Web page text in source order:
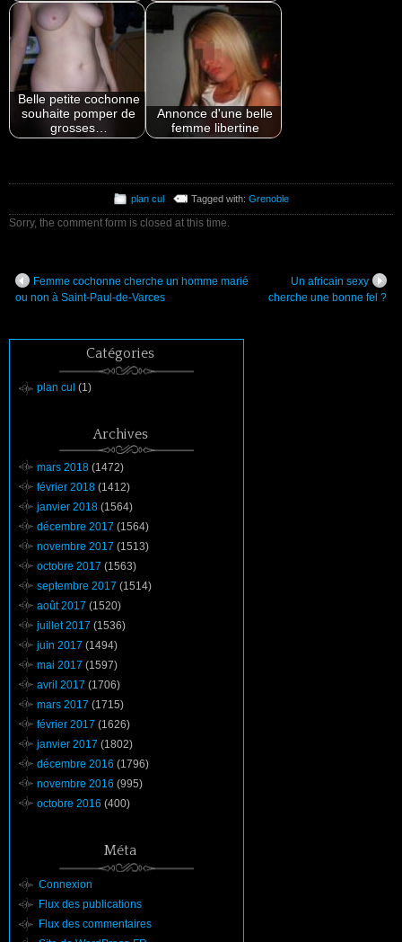
Belle petite cochonne
souhaite pomper de
grosses…
Annonce d'une belle
femme libertine
plan cul Tagged with:Grenoble
Sorry, the comment form is closed at this time.
Femme cochonne cherche un homme marié
ou non à Saint-Paul-de-Varces
Un africain sexy
cherche une bonne fel ?
Catégories
plan cul (1)
Archives
mars 2018 (1472)
février 2018 (1412)
janvier 2018 (1564)
décembre 2017 (1564)
novembre 2017 (1513)
octobre 2017 (1563)
septembre 2017 (1514)
août 2017 (1520)
juillet 2017 (1536)
juin 2017 (1494)
mai 2017 (1597)
avril 2017 (1706)
mars 2017 (1715)
février 2017 (1626)
janvier 2017 (1802)
décembre 2016 (1796)
novembre 2016 (995)
octobre 2016 (400)
Méta
Connexion
Flux des publications
Flux des commentaires